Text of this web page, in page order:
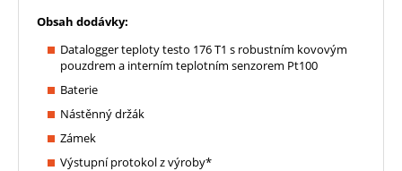
Obsah dodávky:
Datalogger teploty testo 176 T1 s robustním kovovým
pouzdrem a interním teplotním senzorem Pt100
Baterie
Nástěnný držák
Zámek
Výstupní protokol z výroby*